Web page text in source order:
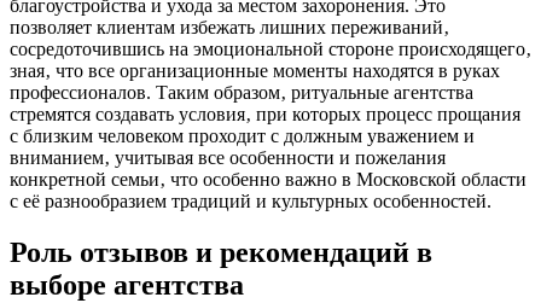
благоустройства и ухода за местом захоронения. Это
позволяет клиентам избежать лишних переживаний‚
сосредоточившись на эмоциональной стороне происходящего‚
зная‚ что все организационные моменты находятся в руках
профессионалов. Таким образом‚ ритуальные агентства
стремятся создавать условия‚ при которых процесс прощания
с близким человеком проходит с должным уважением и
вниманием‚ учитывая все особенности и пожелания
конкретной семьи‚ что особенно важно в Московской области
с её разнообразием традиций и культурных особенностей.
Роль отзывов и рекомендаций в
выборе агентства